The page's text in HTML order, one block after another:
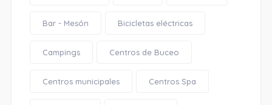
Bar - Mesón Bicicletas eléctricas
Campings Centros de Buceo
Centros municipales Centros Spa